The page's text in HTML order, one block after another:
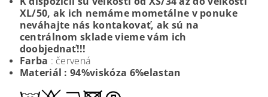
XL/50, ak ich nemáme mometálne v ponuke
neváhajte nás kontakovať, ak sú na
centrálnom sklade vieme vám ich
doobjednať!!!
Farba : červená
Materiál : 94%viskóza 6%elastan